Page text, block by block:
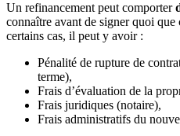
Un refinancement peut comporter
connaître avant de signer quoi que
certains cas, il peut y avoir :
Pénalité de rupture de
terme),
Frais d’évaluation de la
Frais juridiques (notaire),
Frais administratifs du